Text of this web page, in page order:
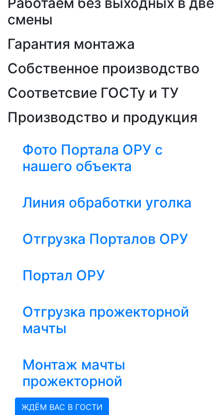
смены
Гарантия монтажа
Собственное производство
Соответсвие ГОСТу и ТУ
Производство и продукция
Фото Портала ОРУ с
нашего объекта
Линия обработки уголка
Отгрузка Порталов ОРУ
Портал ОРУ
Отгрузка прожекторной
мачты
Монтаж мачты
прожекторной
ЖДЁМ ВАС В ГОСТИ